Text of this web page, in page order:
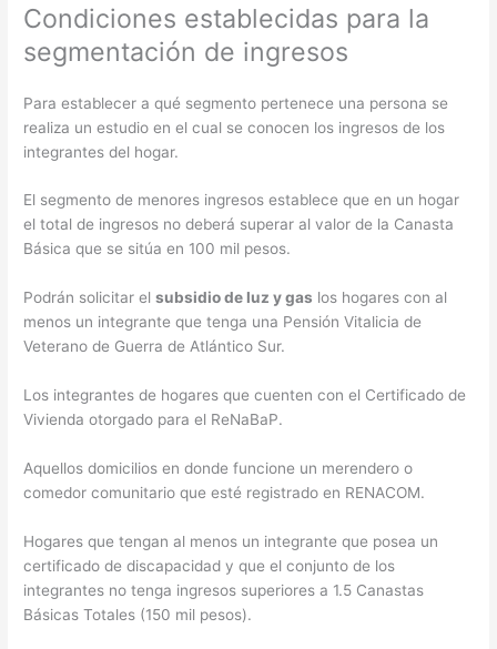
Condiciones establecidas para la
segmentación de ingresos
Para establecer a qué segmento pertenece una persona se
realiza un estudio en el cual se conocen los ingresos de los
integrantes del hogar.
El segmento de menores ingresos establece que en un hogar
el total de ingresos no deberá superar al valor de la Canasta
Básica que se sitúa en 100 mil pesos.
Podrán solicitar elsubsidio de luz y gas los hogares con al
menos un integrante que tenga una Pensión Vitalicia de
Veterano de Guerra de Atlántico Sur.
Los integrantes de hogares que cuenten con el Certificado de
Vivienda otorgado para el ReNaBaP.
Aquellos domicilios en donde funcione un merendero o
comedor comunitario que esté registrado en RENACOM.
Hogares que tengan al menos un integrante que posea un
certificado de discapacidad y que el conjunto de los
integrantes no tenga ingresos superiores a 1.5 Canastas
Básicas Totales (150 mil pesos).